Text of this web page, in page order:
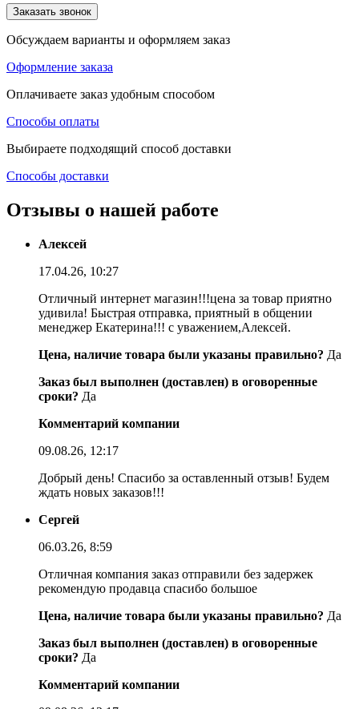
Заказать звонок
Обсуждаем варианты и оформляем заказ
Оформление заказа
Оплачиваете заказ удобным способом
Способы оплаты
Выбираете подходящий способ доставки
Способы доставки
Отзывы о нашей работе
Алексей
17.04.26, 10:27
Отличный интернет магазин!!!цена за товар приятно
удивила! Быстрая отправка, приятный в общении
менеджер Екатерина!!! с уважением,Алексей.
Цена, наличие товара были указаны правильно? Да
Заказ был выполнен (доставлен) в оговоренные
сроки? Да
Комментарий компании
09.08.26, 12:17
Добрый день! Спасибо за оставленный отзыв! Будем
ждать новых заказов!!!
Сергей
06.03.26, 8:59
Отличная компания заказ отправили без задержек
рекомендую продавца спасибо большое
Цена, наличие товара были указаны правильно? Да
Заказ был выполнен (доставлен) в оговоренные
сроки? Да
Комментарий компании